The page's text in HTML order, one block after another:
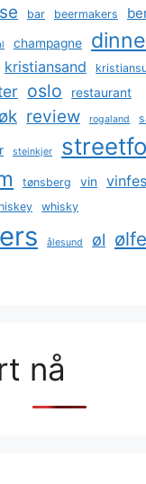
bar beermakers
champagne
kristiansand
oslo restaurant
review rogaland
steinkjer
tønsberg vin
whisky
ålesund øl
nå